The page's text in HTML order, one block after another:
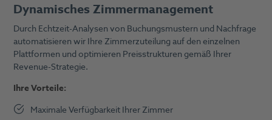
Dynamisches Zimmermanagement
Durch Echtzeit-Analysen von Buchungsmustern und Nachfrage
automatisieren wir Ihre Zimmerzuteilung auf den einzelnen
Plattformen und optimieren Preisstrukturen gemäß Ihrer
Revenue-Strategie.
Ihre Vorteile:
Maximale Verfügbarkeit Ihrer Zimmer